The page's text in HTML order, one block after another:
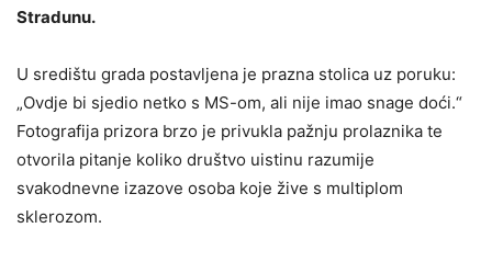
Stradunu.
U središtu grada postavljena je prazna stolica uz poruku:
„Ovdje bi sjedio netko s MS-om, ali nije imao snage doći.“
Fotografija prizora brzo je privukla pažnju prolaznika te
otvorila pitanje koliko društvo uistinu razumije
svakodnevne izazove osoba koje žive s multiplom
sklerozom.